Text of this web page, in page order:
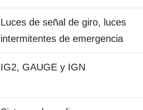
Luces de señal de giro, luces
intermitentes de emergencia
IG2, GAUGE y IGN